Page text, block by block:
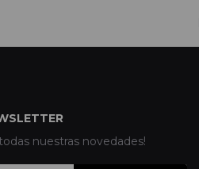
nuestras novedades!